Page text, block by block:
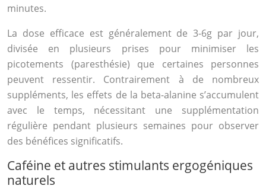
minutes.
La dose efficace est généralement de 3-6g par jour,
divisée en plusieurs prises pour minimiser les
picotements (paresthésie) que certaines personnes
peuvent ressentir. Contrairement à de nombreux
suppléments, les effets de la beta-alanine s’accumulent
avec le temps, nécessitant une supplémentation
régulière pendant plusieurs semaines pour observer
des bénéfices significatifs.
Caféine et autres stimulants ergogéniques
naturels